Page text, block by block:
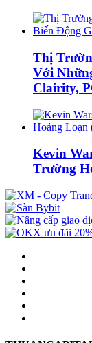
Thị
Với
Clairity,
Kevin
Trường